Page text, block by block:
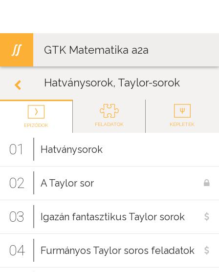
GTK Matematika a2a
Hatványsorok, Taylor-sorok
EPIZÓDOK FELADATOK KÉPLETEK
01 Hatványsorok
02 A Taylor sor
03 Igazán fantasztikus Taylor sorok
04 Furmányos Taylor soros feladatok